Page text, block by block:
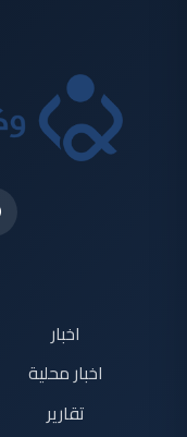
اخبار
اخبار محلية
تقارير